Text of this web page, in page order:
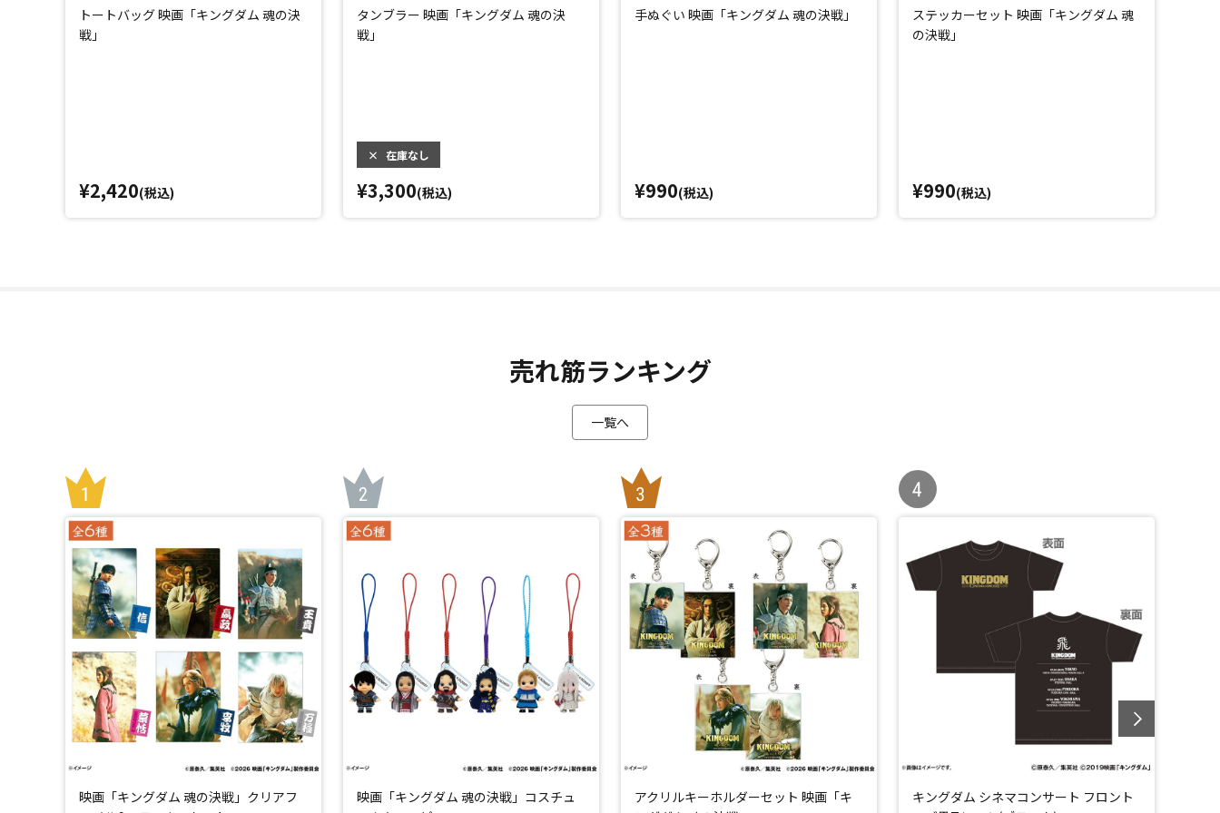
トートバッグ 映画「キングダム 魂の決
戦」
¥2,420(税込)
タンブラー 映画「キングダム 魂の決
戦」
× 在庫なし
¥3,300(税込)
手ぬぐい 映画「キングダム 魂の決戦」
¥990(税込)
ステッカーセット 映画「キングダム 魂
の決戦」
¥990(税込)
売れ筋ランキング
一覧へ
映画「キングダム 魂の決戦」クリアフ
映画「キングダム 魂の決戦」コスチュ
アクリルキーホルダーセット 映画「キ
キングダム シネマコンサート フロント